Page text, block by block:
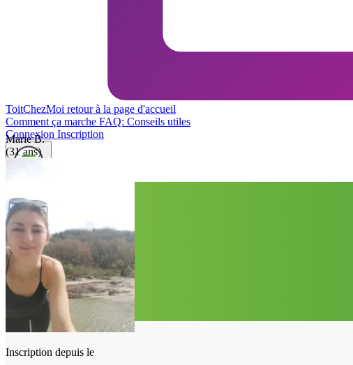
ToitChezMoi retour à la page d'accueil
Comment ça marche FAQ: Conseils utiles
Connexion Inscription
Marie B.
(31 ans)
Inscription depuis le